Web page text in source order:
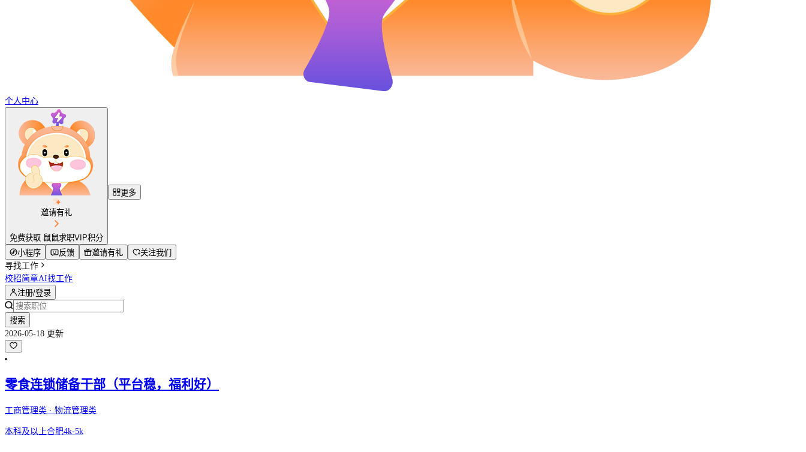
个人中心
邀请有礼
免费获取 鼠鼠求职VIP积分
更多
小程序 反馈 邀请有礼
关注我们
寻找工作
校招简章AI找工作
注册/登录
搜索
2026-05-18 更新
零食连锁储备干部（平台稳，福利好）
工商管理类 · 物流管理类
本科及以上合肥4k-5k